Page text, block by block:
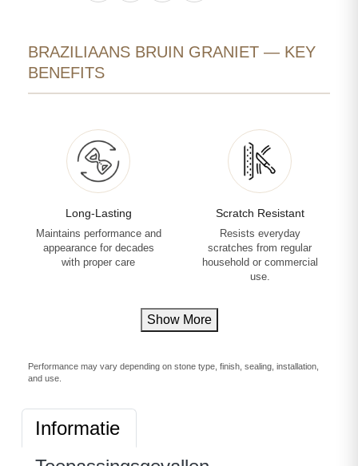
BRAZILIAANS BRUIN GRANIET — KEY
BENEFITS
Long-Lasting
Maintains performance and
appearance for decades
with proper care
Scratch Resistant
Resists everyday
scratches from regular
household or commercial
use.
Show More
Performance may vary depending on stone type, finish, sealing, installation,
and use.
Informatie